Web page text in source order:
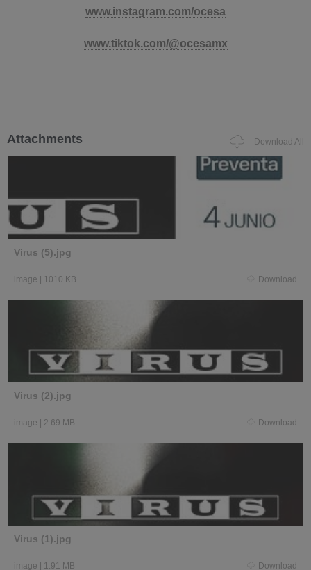
www.instagram.com/ocesa
www.tiktok.com/@ocesamx
Attachments Download All
Virus (5).jpg
image 1010 KB Download
Virus (2).jpg
image 2.69 MB Download
Virus (1).jpg
image 1.91 MB Download